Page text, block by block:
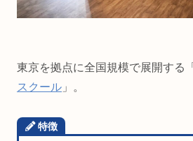
東京を拠点に全国規模で展開する「
スクール 」。
特徴